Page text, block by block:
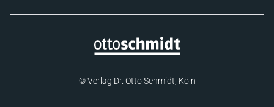
© Verlag Dr. Otto Schmidt, Köln